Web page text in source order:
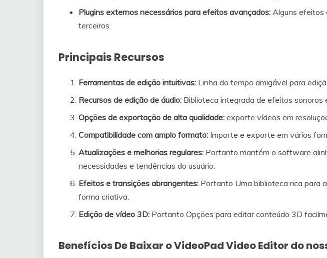
Plugins externos necessários para efeitos avançados: Alguns efeitos
terceiros.
Principais Recursos
Ferramentas de edição intuitivas: Linha do tempo amigável para
Recursos de edição de áudio: Biblioteca integrada de efeitos sonoros
Opções de exportação de alta qualidade: exporte vídeos em
Compatibilidade com amplo formato: Importe e exporte em vários
Atualizações e melhorias regulares: Portanto mantém o software
necessidades e tendências do usuário.
Efeitos e transições abrangentes: Portanto Uma biblioteca rica para
forma criativa.
Edição de vídeo 3D: Portanto Opções para editar conteúdo 3D
Benefícios De Baixar o VideoPad Video Editor do